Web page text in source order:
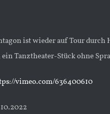
ist wieder auf Tour
ein Tanztheater-Stück ohne
vimeo.com/636400610